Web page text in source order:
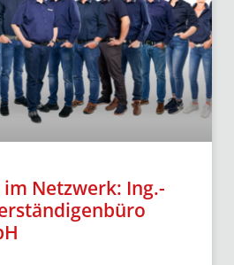
Netzwerk: Ing.-